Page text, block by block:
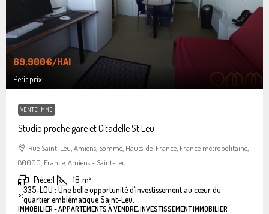
69.900€/HAI
Petit prix
VENTE IMMO
Studio proche gare et Citadelle St Leu
Rue Saint-Leu, Amiens, Somme, Hauts-de-France, France métropolitaine,
80000, France, Amiens - Saint-Leu
Pièce:1 18 m²
>:335-LOU : Une belle opportunité d’investissement au cœur du
quartier emblématique Saint-Leu.
IMMOBILIER - APPARTEMENTS À VENDRE, INVESTISSEMENT IMMOBILIER